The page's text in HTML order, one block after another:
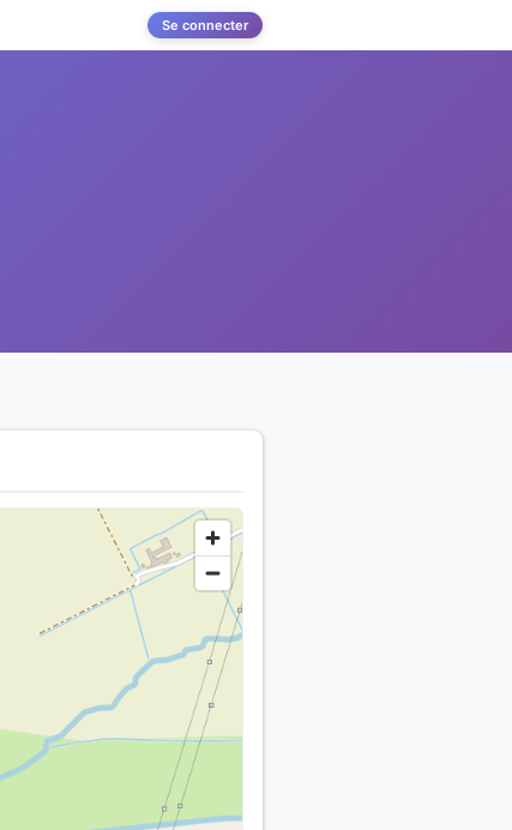
Se connecter